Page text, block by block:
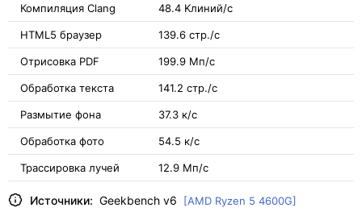
Компиляция Clang 48.4 Kлиний/с
HTML5 браузер 139.6 стр./с
Отрисовка PDF 199.9 Мп/с
Обработка текста 141.2 стр./с
Размытие фона 37.3 к/с
Обработка фото 54.5 к/с
Трассировка лучей 12.9 Мп/с
Источники: Geekbench v6 [AMD Ryzen 5 4600G]